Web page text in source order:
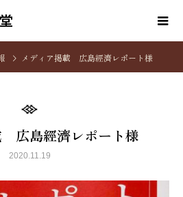
メディア掲載 広島經濟レポート様
広島經濟レポート様
2020.11.19